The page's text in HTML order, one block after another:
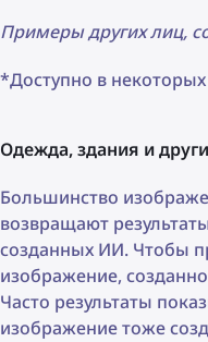
Примеры других лиц,
*Доступно в некоторых
Одежда, здания и
Большинство
возвращают
созданных ИИ. Чтобы
изображение,
Часто результаты
изображение тоже